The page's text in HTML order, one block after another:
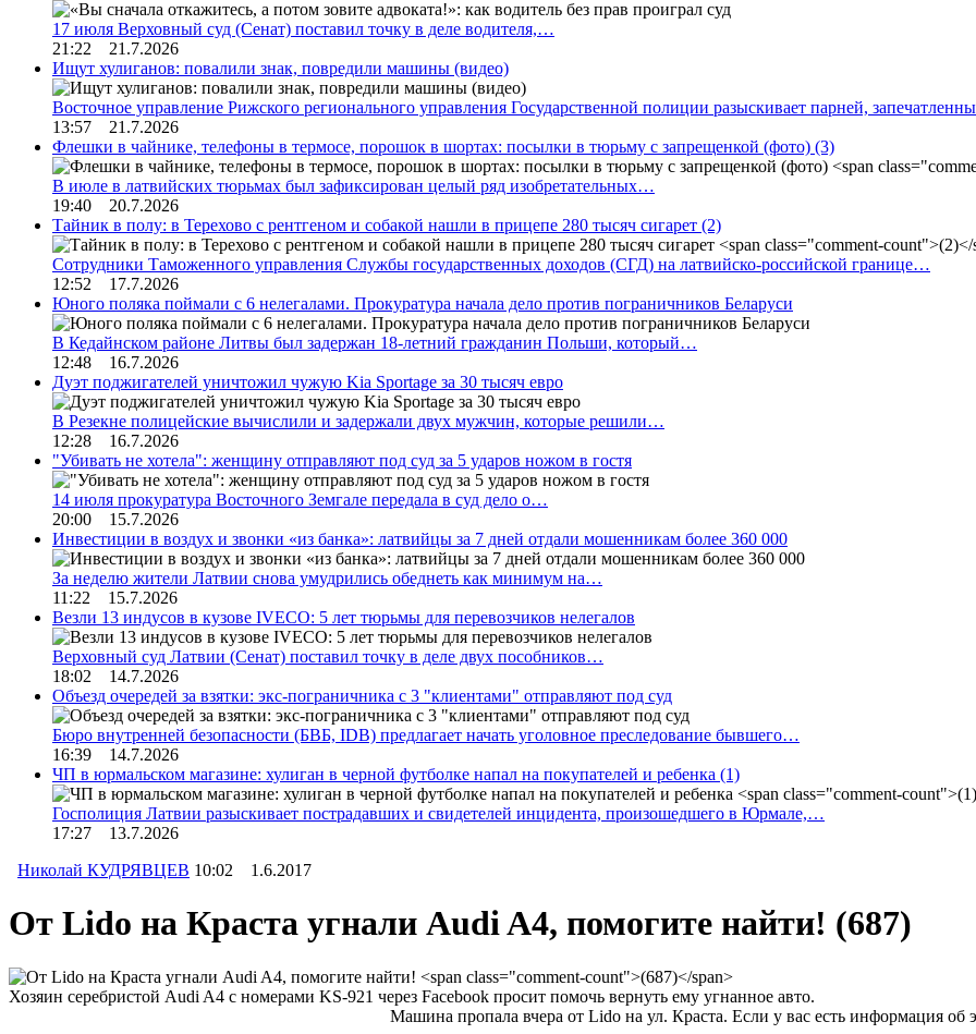
17 июля Верховный суд (Сенат) поставил точку в деле водителя,…
21:22 21.7.2026
Ищут хулиганов: повалили знак, повредили машины (видео)
Восточное управление Рижского регионального управления Государственной полиции разыскивает парней,
13:57 21.7.2026
Флешки в чайнике, телефоны в термосе, порошок в шортах: посылки в тюрьму с запрещенкой (фото) (3)
В июле в латвийских тюрьмах был зафиксирован целый ряд изобретательных…
19:40 20.7.2026
Тайник в полу: в Терехово с рентгеном и собакой нашли в прицепе 280 тысяч сигарет (2)
Сотрудники Таможенного управления Службы государственных доходов (СГД) на латвийско-российской границе…
12:52 17.7.2026
Юного поляка поймали с 6 нелегалами. Прокуратура начала дело против пограничников Беларуси
В Кедайнском районе Литвы был задержан 18-летний гражданин Польши, который…
12:48 16.7.2026
Дуэт поджигателей уничтожил чужую Kia Sportage за 30 тысяч евро
В Резекне полицейские вычислили и задержали двух мужчин, которые решили…
12:28 16.7.2026
"Убивать не хотела": женщину отправляют под суд за 5 ударов ножом в гостя
14 июля прокуратура Восточного Земгале передала в суд дело о…
20:00 15.7.2026
Инвестиции в воздух и звонки «из банка»: латвийцы за 7 дней отдали мошенникам более 360 000
За неделю жители Латвии снова умудрились обеднеть как минимум на…
11:22 15.7.2026
Везли 13 индусов в кузове IVECO: 5 лет тюрьмы для перевозчиков нелегалов
Верховный суд Латвии (Сенат) поставил точку в деле двух пособников…
18:02 14.7.2026
Объезд очередей за взятки: экс-пограничника с 3 "клиентами" отправляют под суд
Бюро внутренней безопасности (БВБ, IDB) предлагает начать уголовное преследование бывшего…
16:39 14.7.2026
ЧП в юрмальском магазине: хулиган в черной футболке напал на покупателей и ребенка (1)
Госполиция Латвии разыскивает пострадавших и свидетелей инцидента, произошедшего в Юрмале,…
17:27 13.7.2026
Николай КУДРЯВЦЕВ 10:02 1.6.2017
От Lido на Краста угнали Audi A4, помогите найти! (687)
Хозяин серебристой Audi A4 с номерами KS-921 через Facebook просит помочь вернуть ему угнанное авто.
Машина пропала вчера от Lido на ул. Краста. Если у вас есть информация об